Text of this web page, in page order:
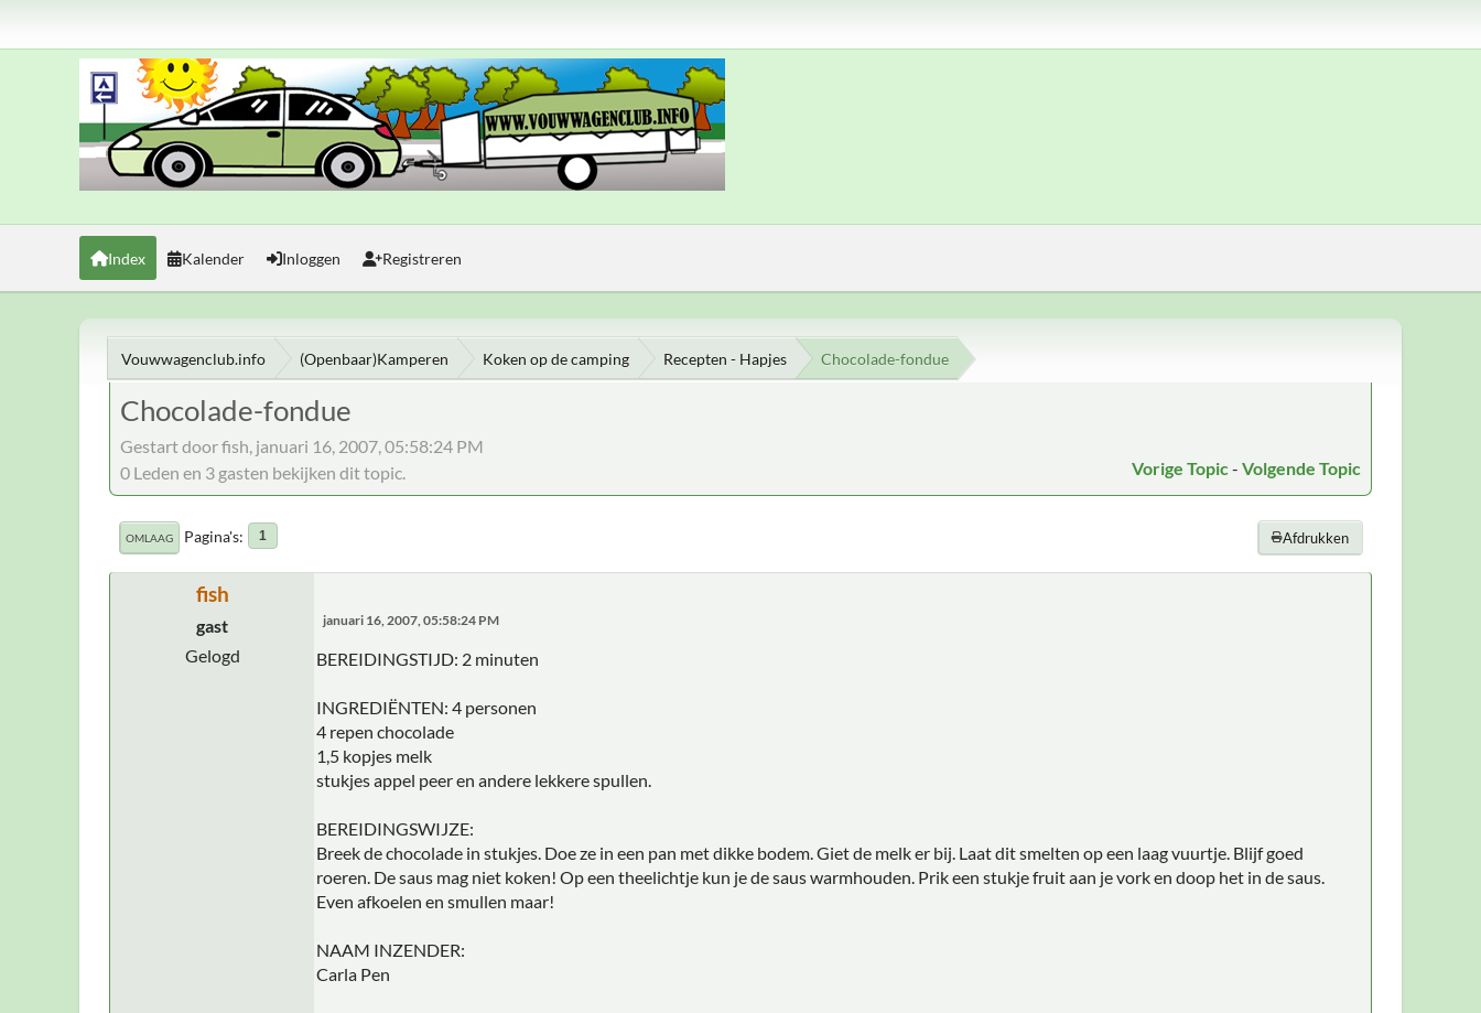
Index Kalender Inloggen Registreren
Vouwwagenclub.info (Openbaar)Kamperen Koken op de camping Recepten - Hapjes Chocolade-fondue
Chocolade-fondue
Gestart door fish, januari 16, 2007, 05:58:24 PM
Vorige Topic - Volgende Topic
0 Leden en 3 gasten bekijken dit topic.
Afdrukken
OMLAAG Pagina's 1
fish
gast
Gelogd
januari 16, 2007, 05:58:24 PM
BEREIDINGSTIJD: 2 minuten
INGREDIËNTEN: 4 personen
4 repen chocolade
1,5 kopjes melk
stukjes appel peer en andere lekkere spullen.
BEREIDINGSWIJZE:
Breek de chocolade in stukjes. Doe ze in een pan met dikke bodem. Giet de melk er bij. Laat dit smelten op een laag vuurtje. Blijf goed
roeren. De saus mag niet koken! Op een theelichtje kun je de saus warmhouden. Prik een stukje fruit aan je vork en doop het in de saus.
Even afkoelen en smullen maar!
NAAM INZENDER:
Carla Pen